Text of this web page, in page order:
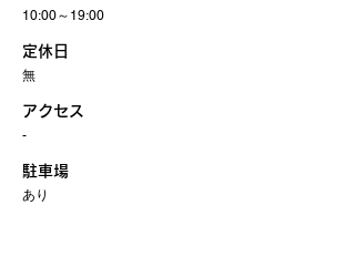
10:00～19:00
定休日
無
アクセス
-
駐車場
あり